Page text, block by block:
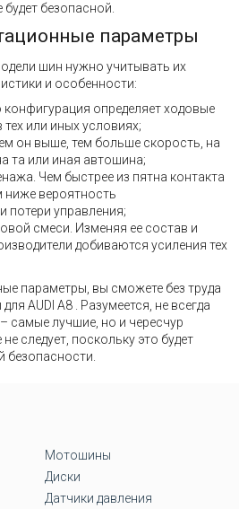
безопасной.
параметры
шин нужно учитывать их
и особенности:
конфигурация определяет ходовые
или иных условиях;
он выше, тем больше скорость, на
та или иная автошина;
Чем быстрее из пятна контакта
ниже вероятность
потери управления;
смеси. Изменяя ее состав и
добиваются усиления тех
параметры, вы сможете без труда
AUDI A8 . Разумеется, не всегда
самые лучшие, но и чересчур
следует, поскольку это будет
безопасности.
Мотошины
Диски
Датчики давления